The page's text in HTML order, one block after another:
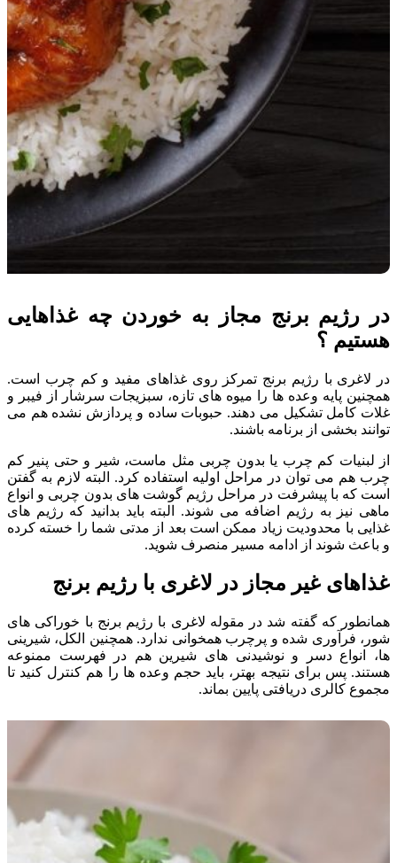
در رژیم برنج مجاز به خوردن چه غذاهایی
هستیم ؟
در لاغری با رژیم برنج تمرکز روی غذاهای مفید و کم چرب است.
همچنین پایه وعده ها را میوه های تازه، سبزیجات سرشار از فیبر و
غلات کامل تشکیل می دهند. حبوبات ساده و پردازش نشده هم می
توانند بخشی از برنامه باشند.
از لبنیات کم چرب یا بدون چربی مثل ماست، شیر و حتی پنیر کم
چرب هم می توان در مراحل اولیه استفاده کرد. البته لازم به گفتن
است که با پیشرفت در مراحل رژیم گوشت های بدون چربی و انواع
ماهی نیز به رژیم اضافه می شوند. البته باید بدانید که رژیم های
غذایی با محدودیت زیاد ممکن است بعد از مدتی شما را خسته کرده
و باعث شوند از ادامه مسیر منصرف شوید.
غذاهای غیر مجاز در لاغری با رژیم برنج
همانطور که گفته شد در مقوله لاغری با رژیم برنج با خوراکی های
شور، فرآوری شده و پرچرب همخوانی ندارد. همچنین الکل، شیرینی
ها، انواع دسر و نوشیدنی های شیرین هم در فهرست ممنوعه
هستند. پس برای نتیجه بهتر، باید حجم وعده ها را هم کنترل کنید تا
مجموع کالری دریافتی پایین بماند.